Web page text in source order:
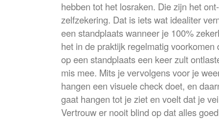
hebben tot het losraken. Die zijn het
zelfzekering. Dat is iets wat idealiter
een standplaats wanneer je 100%
het in de praktijk regelmatig
op een standplaats een keer zult
mis mee. Mits je vervolgens voor je
hangen een visuele check doet, en
gaat hangen tot je ziet en voelt dat je
Vertrouw er nooit blind op dat alles